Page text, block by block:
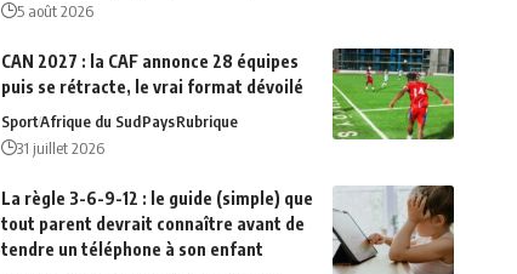
5 août 2026
CAN 2027 : la CAF annonce 28 équipes
puis se rétracte, le vrai format dévoilé
SportAfrique du‍ SudPaysRubrique
31 juillet 2026
La règle 3-6-9-12 : le guide (simple) que
tout parent devrait connaître avant de
tendre un téléphone à son enfant